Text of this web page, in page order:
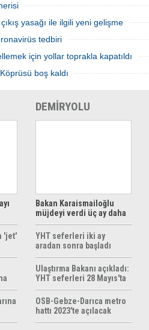
yasağı ile ilgili yeni gelişme
tedbiri
için yollar toprakla kapatıldı
boş kaldı
'jet'
DEMİRYOLU
Bakan Karaismailoğlu
müjdeyi verdi üç ay daha
ücretsiz
YHT seferleri iki ay
aradan sonra başladı
Ulaştırma Bakanı açıkladı:
YHT seferleri 28 Mayıs'ta
başlıyor
OSB-Gebze-Darıca metro
hattı 2023'te açılacak